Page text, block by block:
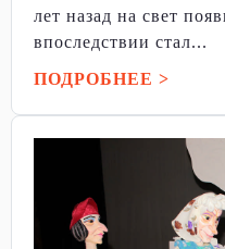
лет назад на свет
впоследствии стал...
ПОДРОБНЕЕ >